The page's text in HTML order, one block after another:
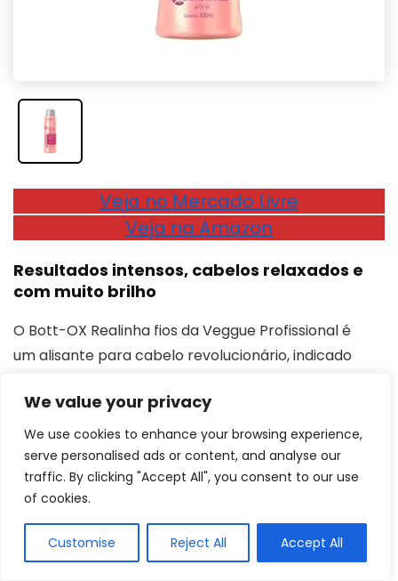
We value your privacy
We use cookies to enhance your browsing experience,
serve personalised ads or content, and analyse our
traffic. By clicking "Accept All", you consent to our use
of cookies.
Customise Reject All Accept All
Veja no Mercado Livre
Veja na Amazon
Resultados intensos, cabelos relaxados e
com muito brilho
O Bott-OX Realinha fios da Veggue Profissional é
um alisante para cabelo revolucionário, indicado
um produto comembalagem mais prática para
ser aplicado no dia a dia . Foi desenvolvido com um
complexo nutritivo a base de vitaminas que age na
fibra capilar.
Com isso, promovendo uma reconstrução profunda,
repõe a massa capilar perdida, devolvendo o brilho e